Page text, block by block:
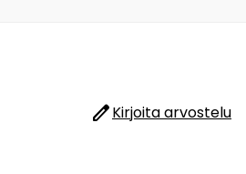
editKirjoita arvostelu